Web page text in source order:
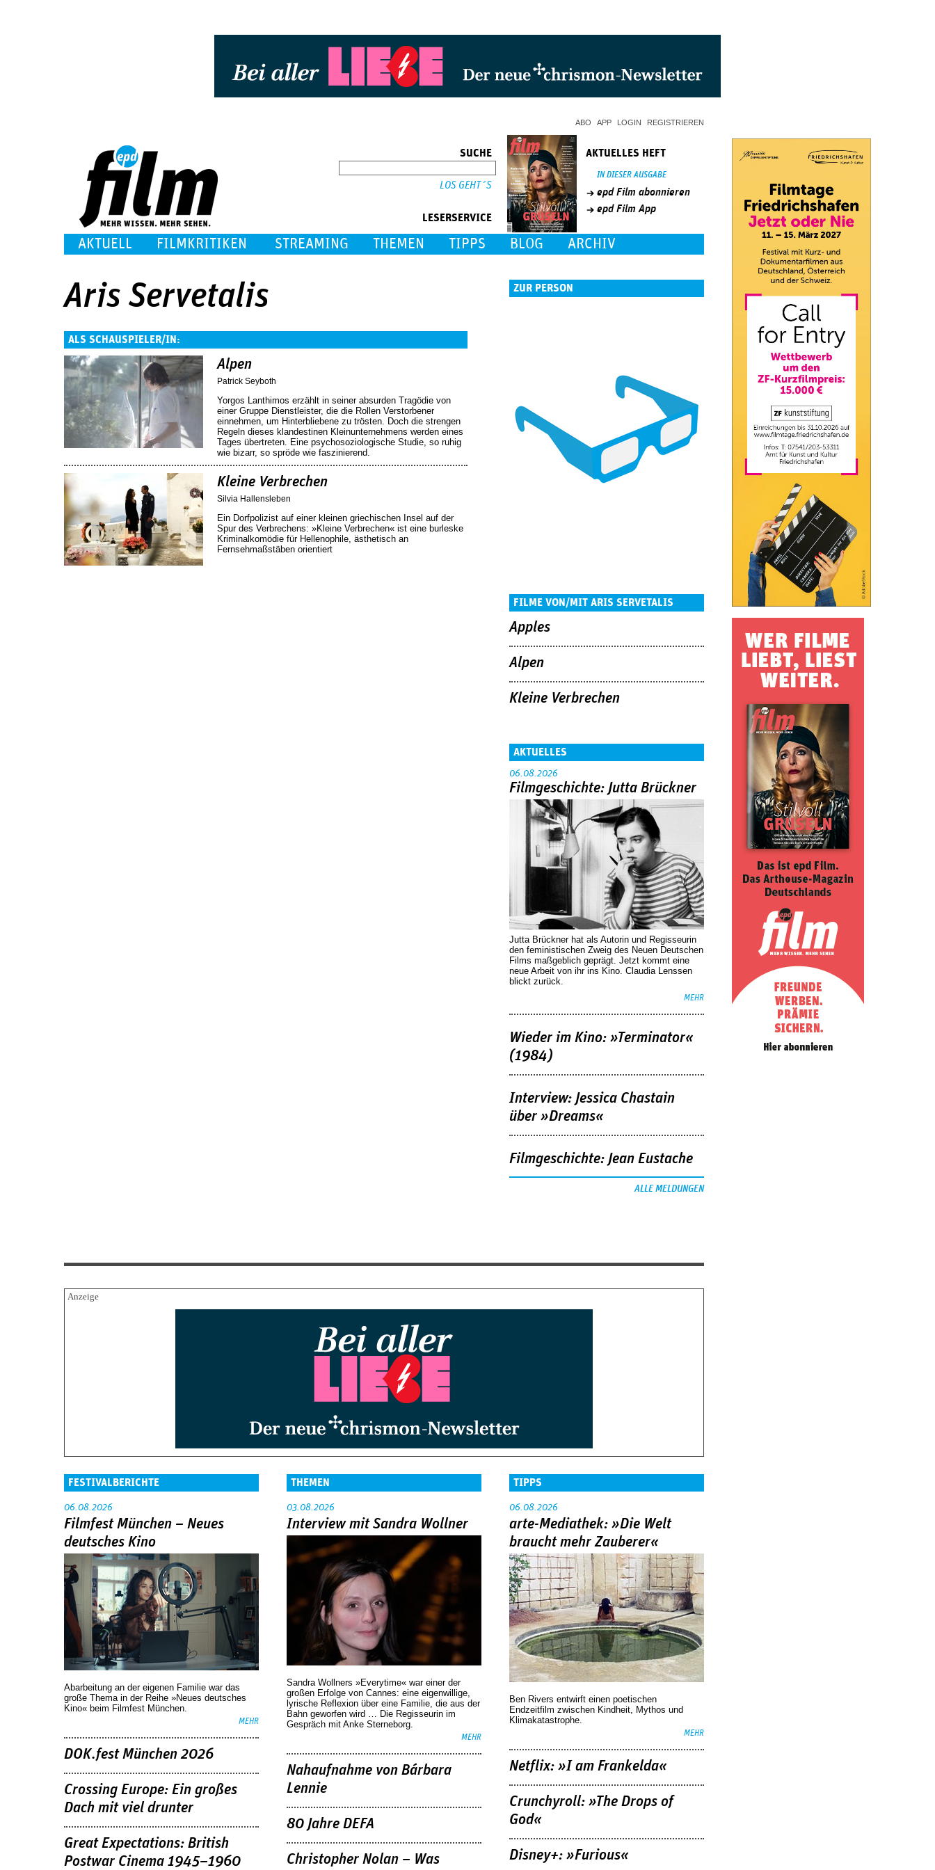
ABO APP LOGIN REGISTRIEREN
SUCHE
LESERSERVICE
AKTUELLES HEFT
IN DIESER AUSGABE
epd Film abonnieren
epd Film App
AKTUELL FILMKRITIKEN STREAMING THEMEN TIPPS BLOG ARCHIV
Aris Servetalis
ALS SCHAUSPIELER/IN:
Alpen
Patrick Seyboth
Yorgos Lanthimos erzählt in seiner absurden Tragödie von
einer Gruppe Dienstleister, die die Rollen Verstorbener
einnehmen, um Hinterbliebene zu trösten. Doch die strengen
Regeln dieses klandestinen Kleinunternehmens werden eines
Tages übertreten. Eine psychosoziologische Studie, so ruhig
wie bizarr, so spröde wie faszinierend.
Kleine Verbrechen
Silvia Hallensleben
Ein Dorfpolizist auf einer kleinen griechischen Insel auf der
Spur des Verbrechens: »Kleine Verbrechen« ist eine burleske
Kriminalkomödie für Hellenophile, ästhetisch an
Fernsehmaßstäben orientiert
ZUR PERSON
FILME VON/MIT ARIS SERVETALIS
Apples
Alpen
Kleine Verbrechen
AKTUELLES
06.08.2026
Filmgeschichte: Jutta Brückner
Jutta Brückner hat als Autorin und Regisseurin
den feministischen Zweig des Neuen Deutschen
Films maßgeblich geprägt. Jetzt kommt eine
neue Arbeit von ihr ins Kino. Claudia Lenssen
blickt zurück.
MEHR
Wieder im Kino: »Terminator«
(1984)
Interview: Jessica Chastain
über »Dreams«
Filmgeschichte: Jean Eustache
ALLE MELDUNGEN
FESTIVALBERICHTE
06.08.2026
Filmfest München – Neues
deutsches Kino
Abarbeitung an der eigenen Familie war das
große Thema in der Reihe »Neues deutsches
Kino« beim Filmfest München.
MEHR
DOK.fest München 2026
Crossing Europe: Ein großes
Dach mit viel drunter
Great Expectations: British
Postwar Cinema 1945–1960
THEMEN
03.08.2026
Interview mit Sandra Wollner
Sandra Wollners »Everytime« war einer der
großen Erfolge von Cannes: eine eigenwillige,
lyrische Reflexion über eine ­Familie, die aus der
Bahn geworfen wird … Die Regisseurin im
Gespräch mit Anke Sterneborg.
MEHR
Nahaufnahme von Bárbara
Lennie
80 Jahre DEFA
Christopher Nolan – Was
TIPPS
06.08.2026
arte-Mediathek: »Die Welt
braucht mehr Zauberer«
Ben Rivers entwirft einen poetischen
Endzeitfilm zwischen Kindheit, Mythos und
Klimakatastrophe.
MEHR
Netflix: »I am Frankelda«
Crunchyroll: »The Drops of
God«
Disney+: »Furious«